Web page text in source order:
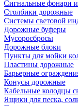
Сигнальные фонари
Столбики дорожные
Системы световой
Дорожные буферы
Мусоросбросы
Дорожные блоки
Пункты для мойки
Пластины дорожные
Барьерные
Конусы дорожные
Кабельные колодцы
Ящики для песка,